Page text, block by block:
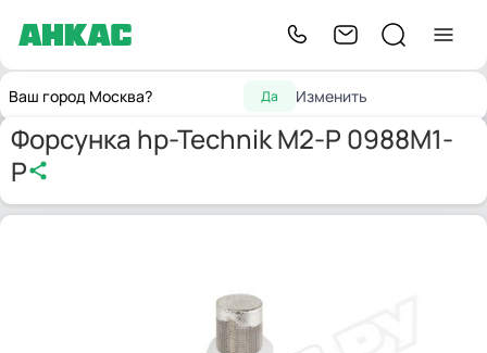
Ваш город Москва? Да Изменить
Главнаягорелок
Форсунки
0988M1-P
Форсунка hp-Technik M2-P 0988M1-
P